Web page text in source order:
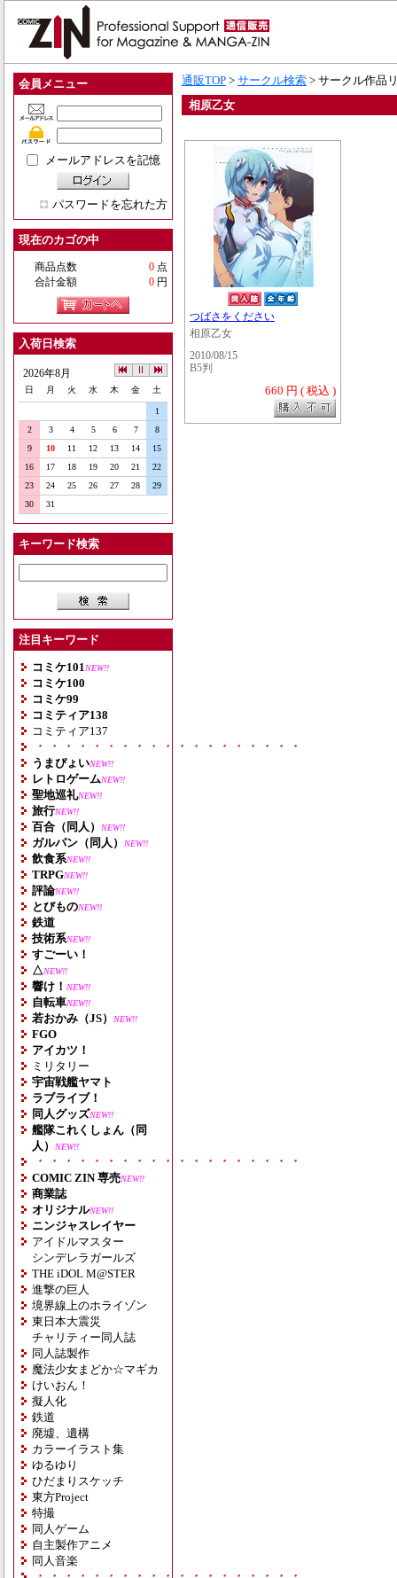
会員メニュー
メールアドレスを記憶
パスワードを忘れた方
現在のカゴの中
商品点数 0 点
合計金額
0 円
入荷日検索
2026年8月
日 月 火 水 木 金 土
1
2
3 4 5 6 7
8
9
10 11 12 13 14
15
16
17 18 19 20 21
22
23
24 25 26 27 28
29
30
31
キーワード検索
注目キーワード
コミケ101 NEW!!
コミケ100
コミケ99
コミティア138
コミティア137
・・・・・・・・・・・・・・・・・・・
うまぴょいNEW!!
レトロゲームNEW!!
聖地巡礼NEW!!
旅行NEW!!
百合（同人） NEW!!
ガルパン（同人） NEW!!
飲食系NEW!!
TRPGNEW!!
評論NEW!!
とびものNEW!!
鉄道
技術系NEW!!
すごーい！
△NEW!!
響け！ NEW!!
自転車NEW!!
若おかみ（JS） NEW!!
FGO
アイカツ！
ミリタリー
宇宙戦艦ヤマト
ラブライブ！
同人グッズNEW!!
艦隊これくしょん（同
人）
NEW!!
・・・・・・・・・・・・・・・・・・・
COMIC ZIN 専売NEW!!
商業誌
オリジナルNEW!!
ニンジャスレイヤー
アイドルマスター
シンデレラガールズ
THE iDOL M@STER
進撃の巨人
境界線上のホライゾン
東日本大震災
チャリティー同人誌
同人誌製作
魔法少女まどか☆マギカ
けいおん！
擬人化
鉄道
廃墟、遺構
カラーイラスト集
ゆるゆり
ひだまりスケッチ
東方Project
特撮
同人ゲーム
自主製作アニメ
同人音楽
通販TOP > サークル検索 > サークル作品
相原乙女
つばさをください
相原乙女
2010/08/15
B5判
660 円 ( 税込 )